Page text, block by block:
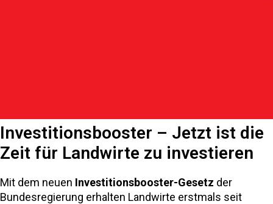
Investitionsbooster – Jetzt ist die
Zeit für Landwirte zu investieren
Mit dem neuen Investitionsbooster-Gesetz der
Bundesregierung erhalten Landwirte erstmals seit